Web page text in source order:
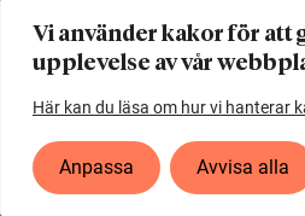
Vi använder kakor för att
upplevelse av vår
Här kan du läsa om hur vi hanterar
Anpassa Avvisa alla
Ett initiativ avVetenskapsrådet